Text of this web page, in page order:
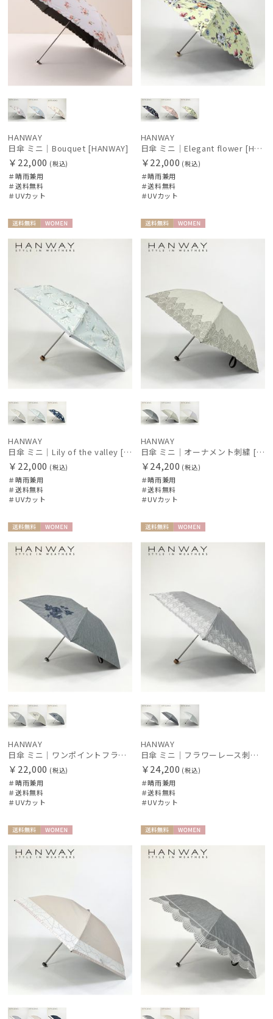
HANWAY
日傘 ミニ｜Bouquet [HANWAY]
￥22,000 (税込)
＃晴雨兼用
＃送料無料
＃UVカット
HANWAY
日傘 ミニ｜Elegant flower [HANWAY]
￥22,000 (税込)
＃晴雨兼用
＃送料無料
＃UVカット
料
N
HANWAY
日傘 ミニ｜Lily of the valley [HANWAY]
￥22,000 (税込)
＃晴雨兼用
＃送料無料
＃UVカット
料
N
HANWAY
日傘 ミニ｜オーナメント刺繍 [HANWAY]
￥24,200 (税込)
＃晴雨兼用
＃送料無料
＃UVカット
料
N
HANWAY
日傘 ミニ｜ワンポイントフラワー刺繍 [HANWAY]
￥22,000 (税込)
＃晴雨兼用
＃送料無料
＃UVカット
料
N
HANWAY
日傘 ミニ｜フラワーレース刺繍 [HANWAY]
￥24,200 (税込)
＃晴雨兼用
＃送料無料
＃UVカット
料
N
料
N